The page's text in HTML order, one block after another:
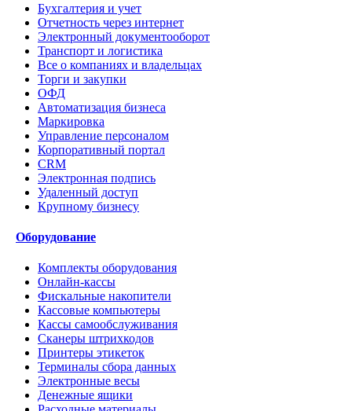
Бухгалтерия и учет
Отчетность через интернет
Электронный документооборот
Транспорт и логистика
Все о компаниях и владельцах
Торги и закупки
ОФД
Автоматизация бизнеса
Маркировка
Управление персоналом
Корпоративный портал
CRM
Электронная подпись
Удаленный доступ
Крупному бизнесу
Оборудование
Комплекты оборудования
Онлайн-кассы
Фискальные накопители
Кассовые компьютеры
Кассы самообслуживания
Сканеры штрихкодов
Принтеры этикеток
Терминалы сбора данных
Электронные весы
Денежные ящики